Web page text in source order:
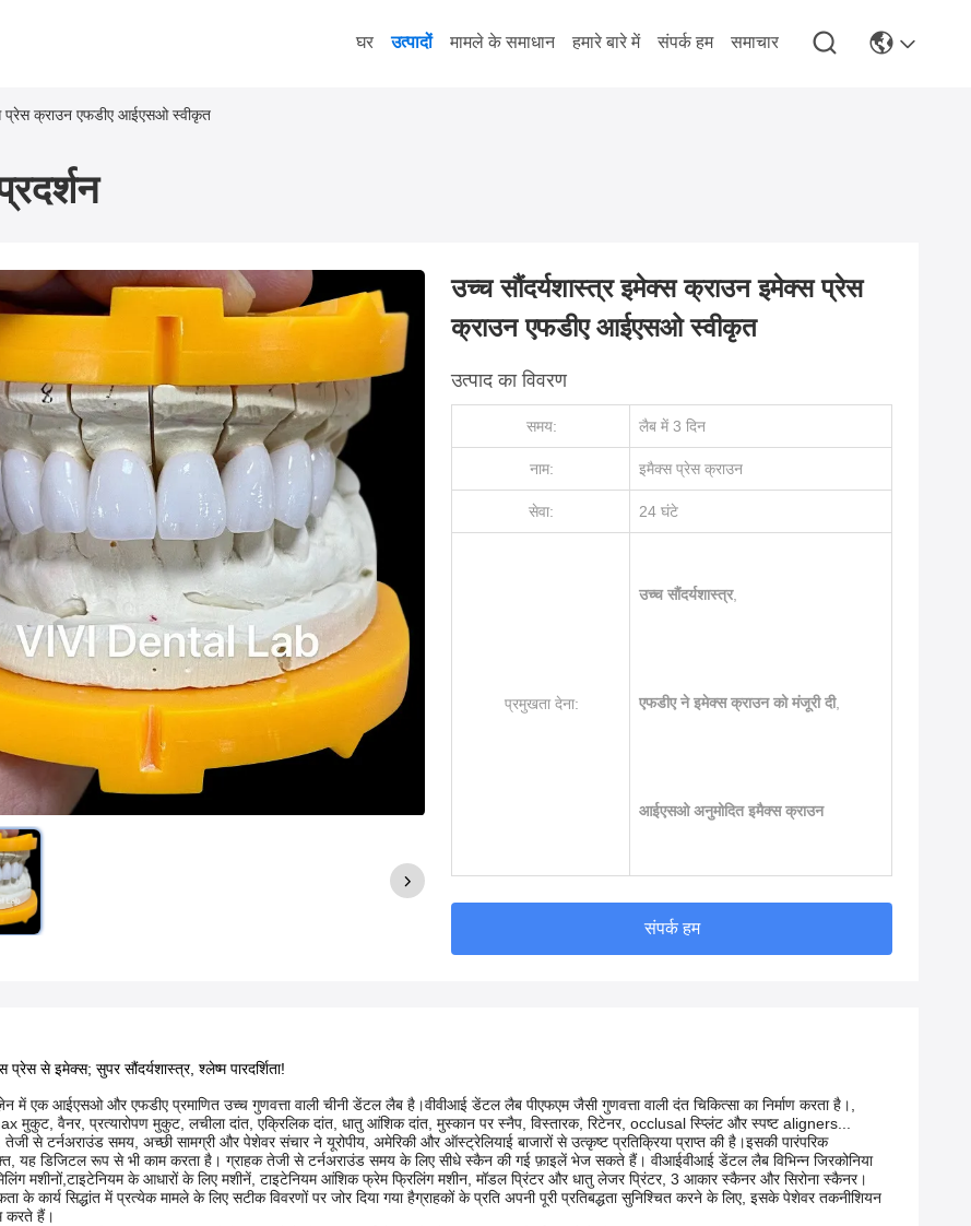
घर उत्पादों मामले के समाधान हमारे बारे में संपर्क हम समाचार
प्रेस क्राउन एफडीए आईएसओ स्वीकृत
उच्च सौंदर्यशास्त्र इमेक्स क्राउन इमेक्स प्रेस
क्राउन एफडीए आईएसओ स्वीकृत
उत्पाद का विवरण
समय: लैब में 3 दिन
नाम: इमैक्स प्रेस क्राउन
सेवा: 24 घंटे
प्रमुखता देना:
उच्च सौंदर्यशास्त्र,
एफडीए ने इमेक्स क्राउन को मंजूरी दी,
आईएसओ अनुमोदित इमैक्स क्राउन
संपर्क हम
प्रेस से इमेक्स; सुपर सौंदर्यशास्त्र, श्लेष्म पारदर्शिता!
में एक आईएसओ और एफडीए प्रमाणित उच्च गुणवत्ता वाली चीनी डेंटल लैब है।वीवीआई डेंटल लैब पीएफएम जैसी गुणवत्ता वाली दंत चिकित्सा का निर्माण करता है।,
मुकुट, वैनर, प्रत्यारोपण मुकुट, लचीला दांत, एक्रिलिक दांत, धातु आंशिक दांत, मुस्कान पर स्नैप, विस्तारक, रिटेनर, occlusal स्प्लिंट और स्पष्ट aligners...
तेजी से टर्नअराउंड समय, अच्छी सामग्री और पेशेवर संचार ने यूरोपीय, अमेरिकी और ऑस्ट्रेलियाई बाजारों से उत्कृष्ट प्रतिक्रिया प्राप्त की है।इसकी पारंपरिक
यह डिजिटल रूप से भी काम करता है। ग्राहक तेजी से टर्नअराउंड समय के लिए सीधे स्कैन की गई फ़ाइलें भेज सकते हैं। वीआईवीआई डेंटल लैब विभिन्न जिरकोनिया
मशीनों,टाइटेनियम के आधारों के लिए मशीनें, टाइटेनियम आंशिक फ्रेम फ्रिलिंग मशीन, मॉडल प्रिंटर और धातु लेजर प्रिंटर, 3 आकार स्कैनर और सिरोना स्कैनर।
के कार्य सिद्धांत में प्रत्येक मामले के लिए सटीक विवरणों पर जोर दिया गया हैग्राहकों के प्रति अपनी पूरी प्रतिबद्धता सुनिश्चित करने के लिए, इसके पेशेवर तकनीशियन
करते हैं।